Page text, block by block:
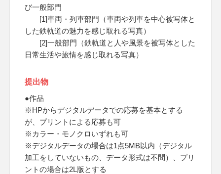
び一般部門
[1]車両・列車部門（車両や列車を中心被写体と
した鉄軌道の魅力を感じ取れる写真）
[2]一般部門（鉄軌道と人や風景を被写体とした
日常生活や旅情を感じ取れる写真）
提出物
●作品
※HPからデジタルデータでの応募を基本とする
が、プリントによる応募も可
※カラー・モノクロいずれも可
※デジタルデータの場合は1点5MB以内（デジタル
加工をしていないもの、データ形式は不問）、プリ
ントの場合は2L版とする